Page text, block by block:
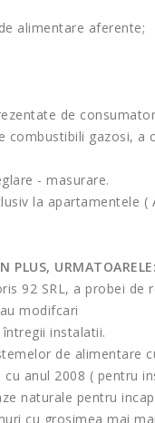
alimentare aferente;
de
gazosi, a
- masurare.
la apartamentele
PLUS, URMATOARELE:
92 SRL, a probei
modifcari
instalatii.
de alimentare
anul 2008 ( pentru
naturale pentru
cu grosimea mai